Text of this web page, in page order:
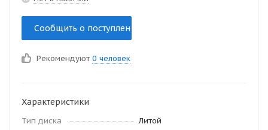
Сообщить о поступлении
Рекомендуют 0 человек
Характеристики
Тип диска
Литой